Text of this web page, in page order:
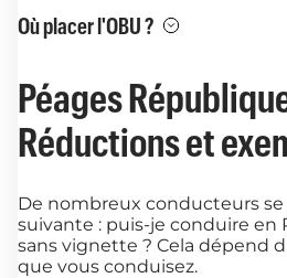
Où placer l'OBU ?
Péages
Réductions et
De nombreux conducteurs
suivante : puis-je conduire
sans vignette ? Cela dépend
que vous conduisez.